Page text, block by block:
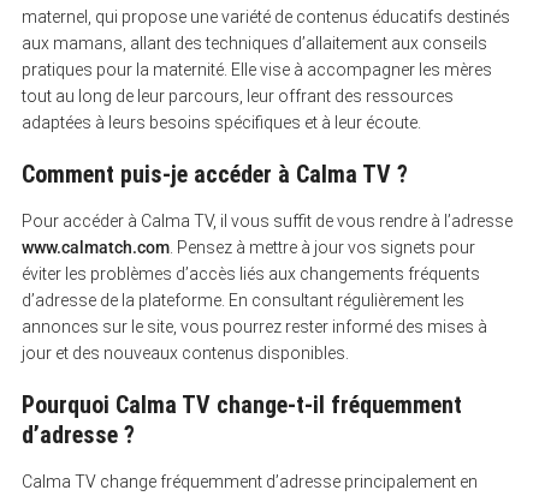
maternel, qui propose une variété de contenus éducatifs destinés
aux mamans, allant des techniques d’allaitement aux conseils
pratiques pour la maternité. Elle vise à accompagner les mères
tout au long de leur parcours, leur offrant des ressources
adaptées à leurs besoins spécifiques et à leur écoute.
Comment puis-je accéder à Calma TV ?
Pour accéder à Calma TV, il vous suffit de vous rendre à l’adresse
www.calmatch.com. Pensez à mettre à jour vos signets pour
éviter les problèmes d’accès liés aux changements fréquents
d’adresse de la plateforme. En consultant régulièrement les
annonces sur le site, vous pourrez rester informé des mises à
jour et des nouveaux contenus disponibles.
Pourquoi Calma TV change-t-il fréquemment
d’adresse ?
Calma TV change fréquemment d’adresse principalement en